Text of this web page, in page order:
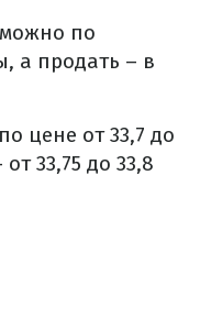
по
а продать – в
цене от 33,7 до
33,75 до 33,8